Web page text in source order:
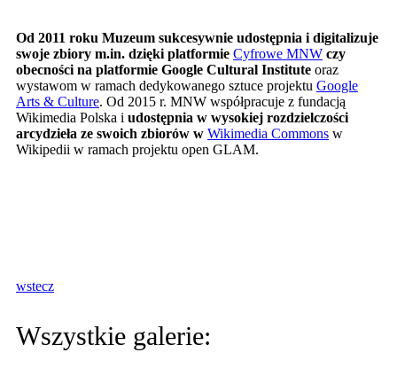
Od 2011 roku Muzeum sukcesywnie udostępnia i digitalizuje
swoje zbiory m.in. dzięki platformie Cyfrowe MNW czy
obecności na platformie Google Cultural Institute oraz
wystawom w ramach dedykowanego sztuce projektu Google
Arts & Culture. Od 2015 r. MNW współpracuje z fundacją
Wikimedia Polska i udostępnia w wysokiej rozdzielczości
arcydzieła ze swoich zbiorów w Wikimedia Commons w
Wikipedii w ramach projektu open GLAM.
wstecz
Wszystkie galerie: